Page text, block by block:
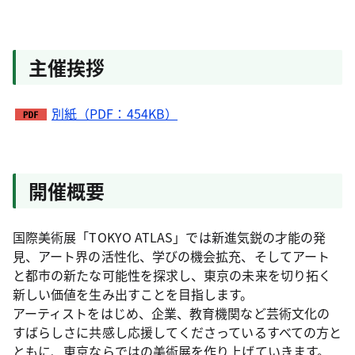
主催挨拶
別紙（PDF：454KB）
開催概要
国際美術展「TOKYO ATLAS」では新進気鋭の才能の発
見、アート界の活性化、学びの機会拡充、そしてアート
と都市の新たな可能性を探求し、東京の未来を切り拓く
新しい価値を生み出すことを目指します。
アーティストをはじめ、企業、教育機関など芸術文化の
すばらしさに共感し応援してくださっているすべての方と
ともに、東京ならではの美術展を作り上げていきます。